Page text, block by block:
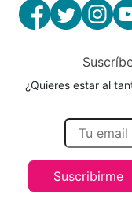
¿Quieres estar al
Suscribirme